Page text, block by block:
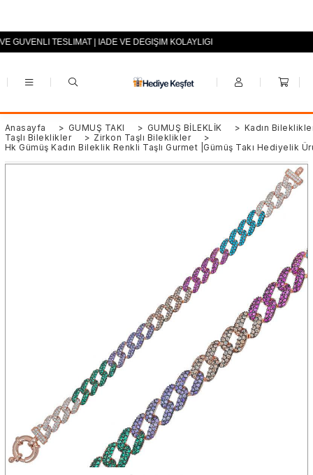
+90 (0553) 694 94 70
GÜVENLİ TESLİMAT | İADE VE DEĞİŞİM KOLAYLIĞI
Anasayfa > GÜMÜŞ TAKI > GÜMÜŞ BİLEKLİK > Kadın
Taşlı Bileklikler
> Zirkon Taşlı Bileklikler
>
Hk Gümüş Kadın Bileklik Renkli Taşlı Gurmet |Gümüş Takı Hediyelik